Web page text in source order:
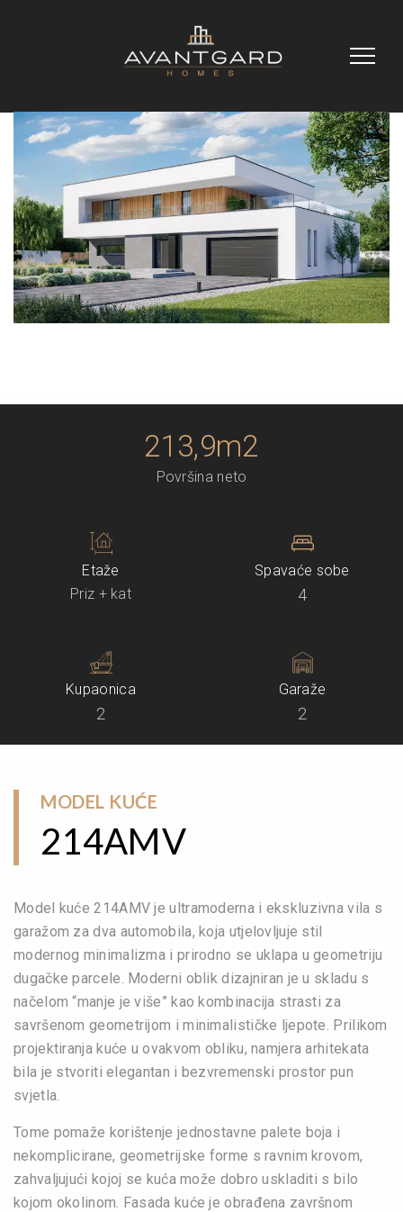
213,9m2
Površina neto
Etaže
Priz + kat
Spavaće sobe
4
Kupaonica
2
Garaže
2
MODEL KUĆE
214AMV
Model kuće 214AMV je ultramoderna i ekskluzivna vila s
garažom za dva automobila, koja utjelovljuje stil
modernog minimalizma i prirodno se uklapa u geometriju
dugačke parcele. Moderni oblik dizajniran je u skladu s
načelom “manje je više” kao kombinacija strasti za
savršenom geometrijom i minimalističke ljepote. Prilikom
projektiranja kuće u ovakvom obliku, namjera arhitekata
bila je stvoriti elegantan i bezvremenski prostor pun
svjetla.
Tome pomaže korištenje jednostavne palete boja i
nekomplicirane, geometrijske forme s ravnim krovom,
zahvaljujući kojoj se kuća može dobro uskladiti s bilo
kojom okolinom. Fasada kuće je obrađena završnom